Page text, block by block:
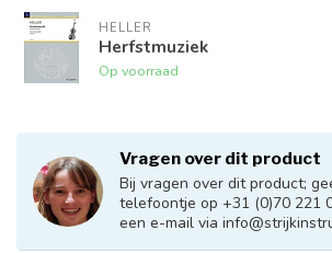
HELLER
Herfstmuziek
Op voorraad
Vragen over dit product
Bij vragen over dit product;
telefoontje op +31 (0)70 221
een e-mail via